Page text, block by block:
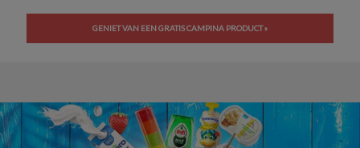
GENIET VAN EEN GRATIS CAMPINA PRODUCT »